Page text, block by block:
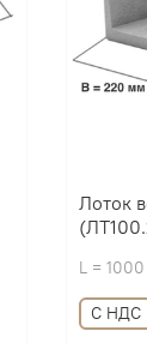
Лоток
L =
С НДС